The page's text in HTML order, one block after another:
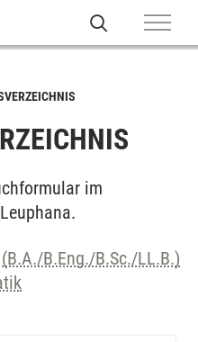
im
B.Eng./B.Sc./LL.B.)